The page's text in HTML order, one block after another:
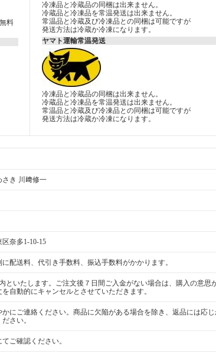
料
冷凍品と冷蔵品の同梱は出来ません。
冷蔵品と冷凍品を常温発送は出来ません。
常温品と冷蔵及び冷凍品との同梱は可能ですが
発送方法は冷蔵か冷凍になります。
ヤマト運輸常温発送
冷凍品と冷蔵品の同梱は出来ません。
冷蔵品と冷凍品を常温発送は出来ません。
常温品と冷蔵及び冷凍品との同梱は可能ですが
発送方法は冷蔵か冷凍になります。
き 川﨑修一
奈多1-10-15
配送料、代引き手数料、振込手数料がかかります。
といたします。ご注文後７日間ご入金がない場合は、購入の意思
自動的にキャンセルとさせていただきます。
にご連絡ください。商品に欠陥がある場合を除き、返品には応じ
さい。
ご確認ください。